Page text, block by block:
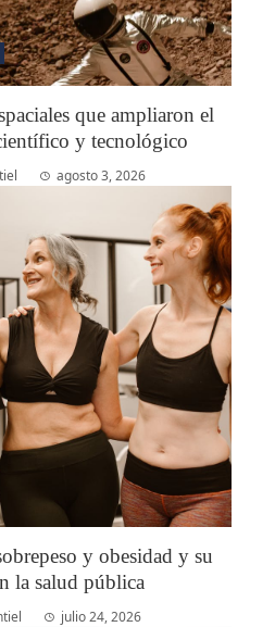
que ampliaron el
y tecnológico
agosto 3, 2026
y obesidad y su
la salud pública
julio 24, 2026